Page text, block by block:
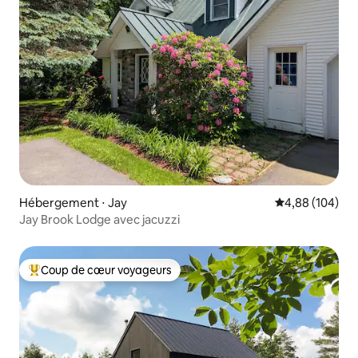
Hébergement ⋅ Jay Évaluation
4,88 (104)
Jay Brook Lodge avec jacuzzi
Coups de cœur voyageurs les plus appréciés
Coup de cœur voyageurs